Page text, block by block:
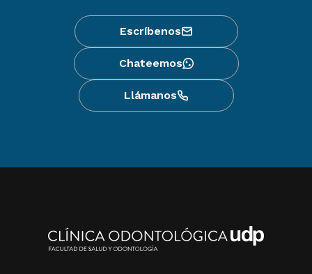
Escríbenos
Chateemos
Llámanos